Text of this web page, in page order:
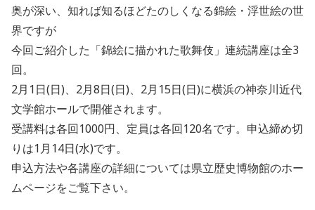
奥が深い、知れば知るほどたのしくなる錦絵・浮世絵の世
界ですが
今回ご紹介した「錦絵に描かれた歌舞伎」連続講座は全3
回。
2月1日(日)、2月8日(日)、2月15日(日)に横浜の神奈川近代
文学館ホールで開催されます。
受講料は各回1000円、定員は各回120名です。申込締め切
りは1月14日(水)です。
申込方法や各講座の詳細については県立歴史博物館のホー
ムページをご覧下さい。